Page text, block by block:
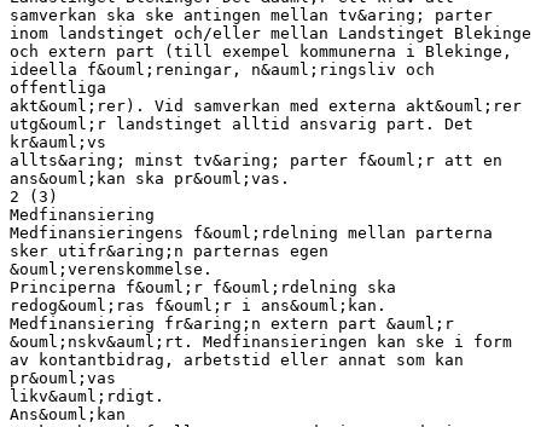
samverkan ska ske antingen mellan tv&aring; parter
inom landstinget och/eller mellan Landstinget Blekinge
och extern part (till exempel kommunerna i Blekinge,
ideella f&ouml;reningar, n&auml;ringsliv och
offentliga
akt&ouml;rer). Vid samverkan med externa akt&ouml;rer
utg&ouml;r landstinget alltid ansvarig part. Det
kr&auml;vs
allts&aring; minst tv&aring; parter f&ouml;r att en
ans&ouml;kan ska pr&ouml;vas.
2 (3)
Medfinansiering
Medfinansieringens f&ouml;rdelning mellan parterna
sker utifr&aring;n parternas egen
&ouml;verenskommelse.
Principerna f&ouml;r f&ouml;rdelning ska
redog&ouml;ras f&ouml;r i ans&ouml;kan.
Medfinansiering fr&aring;n extern part &auml;r
&ouml;nskv&auml;rt. Medfinansieringen kan ske i form
av kontantbidrag, arbetstid eller annat som kan
pr&ouml;vas
likv&auml;rdigt.
Ans&ouml;kan